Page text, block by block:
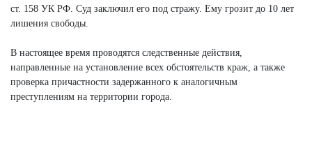
ст. 158 УК РФ. Суд заключил его под стражу. Ему грозит до 10 лет
лишения свободы.
В настоящее время проводятся следственные действия,
направленные на установление всех обстоятельств краж, а также
проверка причастности задержанного к аналогичным
преступлениям на территории города.